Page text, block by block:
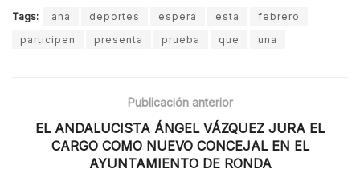
Tags: ana deportes espera esta
febrero
participen
presenta prueba que una
Publicación anterior
EL ANDALUCISTA ÁNGEL VÁZQUEZ JURA EL
CARGO COMO NUEVO CONCEJAL EN EL
AYUNTAMIENTO DE RONDA